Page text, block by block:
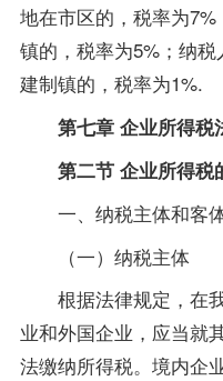
地在市区的，税率为
镇的，税率为5%；纳
建制镇的，税率为1%.
第七章 企业所得税
第二节 企业所得税
一、纳税主体和客
（一）纳税主体
根据法律规定，在我
业和外国企业，应当就
法缴纳所得税。境内企